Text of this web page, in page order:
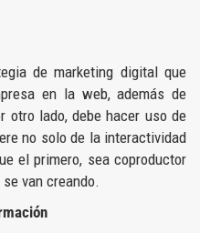
de marketing digital que
en la web, además de
otro lado, debe hacer uso de
no solo de la interactividad
el primero, sea coproductor
van creando.